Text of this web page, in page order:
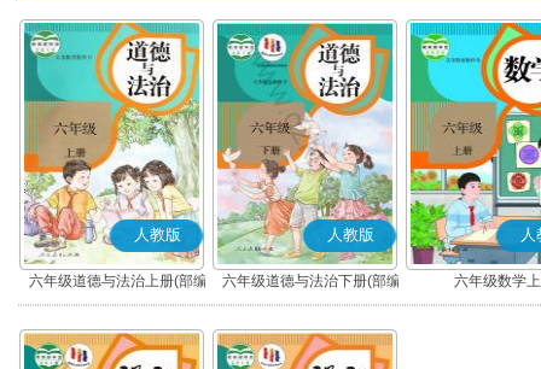
人教版
六年级道德与法治上册(部编
版)
人教版
六年级道德与法治下册(部编
版)
人
六年级数学